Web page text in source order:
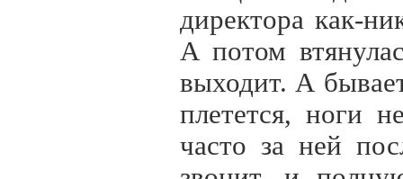
директора как-
А потом
выходит. А
плетется, ноги
часто за ней